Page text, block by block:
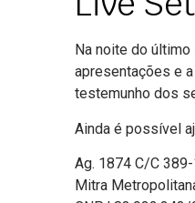
Na noite do
apresentações e
testemunho dos
Ainda é possível
Ag. 1874 C/C
Mitra